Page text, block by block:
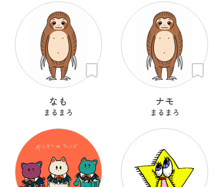
なも
まるまろ
ナモ
まるまろ